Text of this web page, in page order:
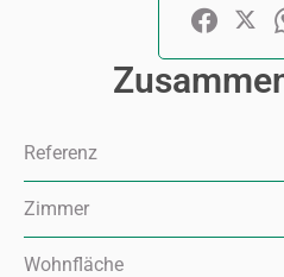
Referenz
Zimmer
Wohnfläche